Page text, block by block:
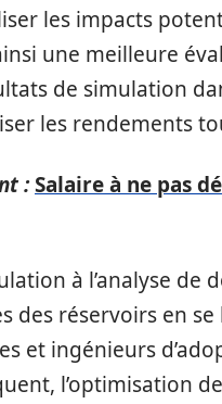
les impacts
une meilleure
de simulation
les rendements
:Salaire à ne pas
à l’analyse de
des réservoirs en
et ingénieurs
l’optimisation